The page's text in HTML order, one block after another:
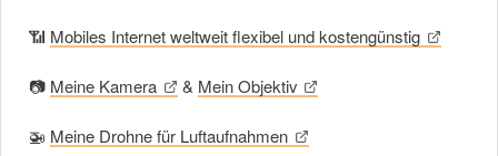
📶 Mobiles Internet weltweit flexibel und kostengünstig
📷 Meine Kamera & Mein Objektiv
🚁 Meine Drohne für Luftaufnahmen